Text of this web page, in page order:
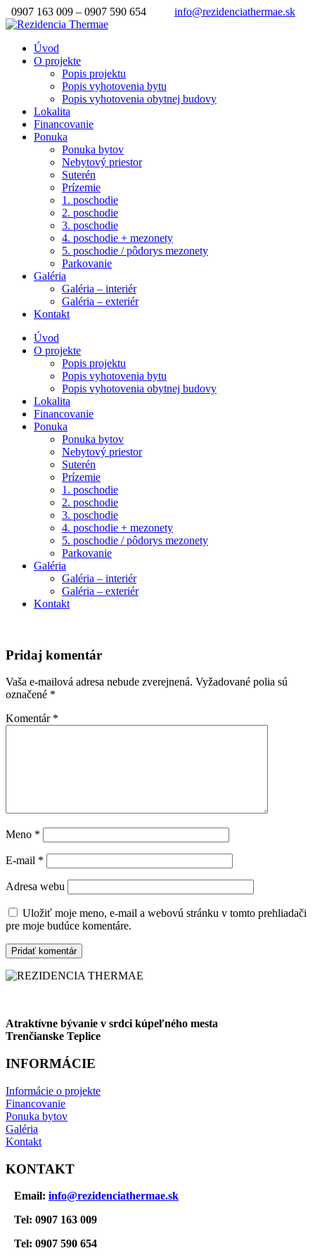
0907 163 009 – 0907 590 654 info@rezidenciathermae.sk
Úvod
O projekte
Popis projektu
Popis vyhotovenia bytu
Popis vyhotovenia obytnej budovy
Lokalita
Financovanie
Ponuka
Ponuka bytov
Nebytový priestor
Suterén
Prízemie
1. poschodie
2. poschodie
3. poschodie
4. poschodie + mezonety
5. poschodie / pôdorys mezonety
Parkovanie
Galéria
Galéria – interiér
Galéria – exteriér
Kontakt
Úvod
O projekte
Popis projektu
Popis vyhotovenia bytu
Popis vyhotovenia obytnej budovy
Lokalita
Financovanie
Ponuka
Ponuka bytov
Nebytový priestor
Suterén
Prízemie
1. poschodie
2. poschodie
3. poschodie
4. poschodie + mezonety
5. poschodie / pôdorys mezonety
Parkovanie
Galéria
Galéria – interiér
Galéria – exteriér
Kontakt
Pridaj komentár
Vaša e-mailová adresa nebude zverejnená. Vyžadované polia sú
označené *
Komentár *
Meno *
E-mail *
Adresa webu
Uložiť moje meno, e-mail a webovú stránku v tomto prehliadači
pre moje budúce komentáre.
Atraktívne bývanie v srdci kúpeľného mesta
Trenčianske Teplice
INFORMÁCIE
Informácie o projekte
Financovanie
Ponuka bytov
Galéria
Kontakt
KONTAKT
Email: info@rezidenciathermae.sk
Tel: 0907 163 009
Tel: 0907 590 654